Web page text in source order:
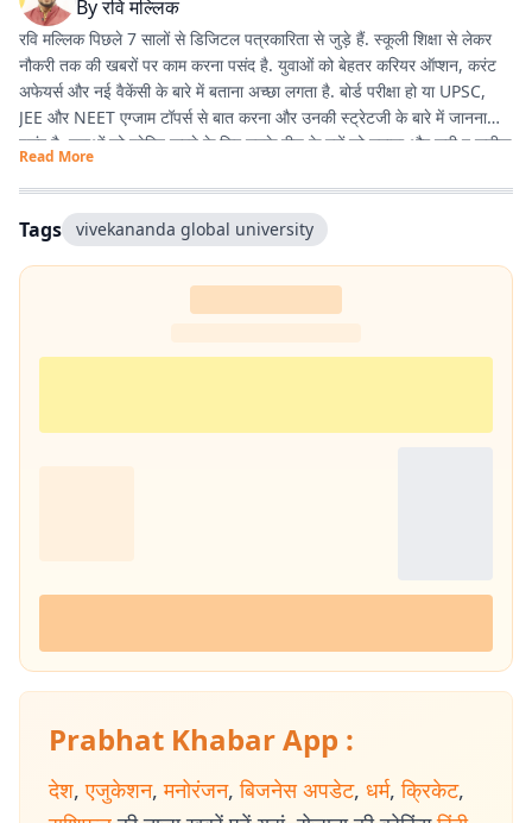
Byरवि मल्लिक
रवि मल्लिक पिछले 7 सालों से डिजिटल पत्रकारिता से जुड़े हैं. स्कूली शिक्षा से लेकर
नौकरी तक की खबरों पर काम करना पसंद है. युवाओं को बेहतर करियर ऑप्शन, करंट
अफेयर्स और नई वैकेंसी के बारे में बताना अच्छा लगता है. बोर्ड परीक्षा हो या UPSC,
JEE और NEET एग्जाम टॉपर्स से बात करना और उनकी स्ट्रेटजी के बारे में जानना
पसंद है. युवाओं को प्रेरित करने के लिए उनके बीच के मुद्दों को उठाना और सही व सटीक
जानकारी देना ही उनकी प्राथमिकता है.
Read More
Tags vivekananda global university
Prabhat Khabar App :
देश, एजुकेशन, मनोरंजन, बिजनेस अपडेट, धर्म, क्रिकेट,